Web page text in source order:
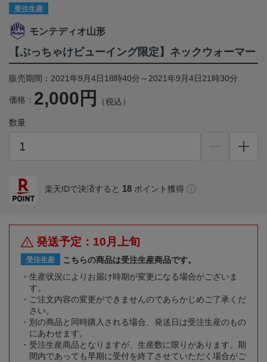
受注生産
モンテディオ山形
【ぶっちゃけビューイング限定】ネックウォーマー
販売期間：2021年9月4日18時40分～2021年9月4日21時30分
価格： 2,000円 （税込）
数量
楽天IDで決済すると 18 ポイント獲得
発送予定：10月上旬
受注生産
こちらの商品は受注生産商品です。
生産状況によりお届け時期が変更になる場合がございま
す。
ご注文内容の変更ができませんのであらかじめご了承くだ
さい。
別の商品と同時購入される場合、発送日は受注生産のもの
にあわせます。
受注生産商品となりますが、生産数に限りがあります。期
間内であっても早期に受付を終了させていただく場合がご